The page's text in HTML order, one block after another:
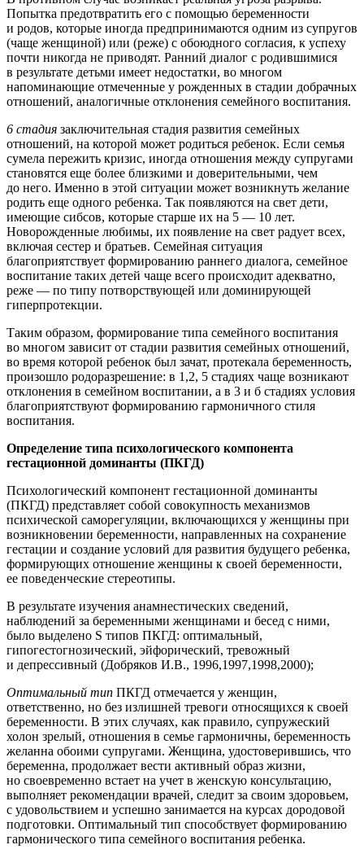
Попытка предотвратить его с помощью беременности
и родов, которые иногда предпринимаются одним из супругов
(чаще женщиной) или (реже) с обоюдного согласия, к успеху
почти никогда не приводят. Ранний диалог с родившимися
в результате детьми имеет недостатки, во многом
напоминающие отмеченные у рожденных в стадии добрачных
отношений, аналогичные отклонения семейного воспитания.
6 стадия заключительная стадия развития семейных
отношений, на которой может родиться ребенок. Если семья
сумела пережить кризис, иногда отношения между супругами
становятся еще более близкими и доверительными, чем
до него. Именно в этой ситуации может возникнуть желание
родить еще одного ребенка. Так появляются на свет дети,
имеющие сибсов, которые старше их на 5 — 10 лет.
Новорожденные любимы, их появление на свет радует всех,
включая сестер и братьев. Семейная ситуация
благоприятствует формированию раннего диалога, семейное
воспитание таких детей чаще всего происходит адекватно,
реже — по типу потворствующей или доминирующей
гиперпротекции.
Таким образом, формирование типа семейного воспитания
во многом зависит от стадии развития семейных отношений,
во время которой ребенок был зачат, протекала беременность,
произошло родоразрешение: в 1,2, 5 стадиях чаще возникают
отклонения в семейном воспитании, а в 3 и б стадиях условия
благоприятствуют формированию гармоничного стиля
воспитания.
Определение типа психологического компонента
гестационной доминанты (ПКГД)
Психологический компонент гестационной доминанты
(ПКГД) представляет собой совокупность механизмов
психической саморегуляции, включающихся у женщины при
возникновении беременности, направленных на сохранение
гестации и создание условий для развития будущего ребенка,
формирующих отношение женщины к своей беременности,
ее поведенческие стереотипы.
В результате изучения анамнестических сведений,
наблюдений за беременными женщинами и бесед с ними,
было выделено S типов ПКГД: оптимальный,
гипогестогнозический, эйфорический, тревожный
и депрессивный (Добряков И.В., 1996,1997,1998,2000);
Оптимальный тип ПКГД отмечается у женщин,
ответственно, но без излишней тревоги относящихся к своей
беременности. В этих случаях, как правило, супружеский
холон зрелый, отношения в семье гармоничны, беременность
желанна обоими супругами. Женщина, удостоверившись, что
беременна, продолжает вести активный образ жизни,
но своевременно встает на учет в женскую консультацию,
выполняет рекомендации врачей, следит за своим здоровьем,
с удовольствием и успешно занимается на курсах дородовой
подготовки. Оптимальный тип способствует формированию
гармонического типа семейного воспитания ребенка.